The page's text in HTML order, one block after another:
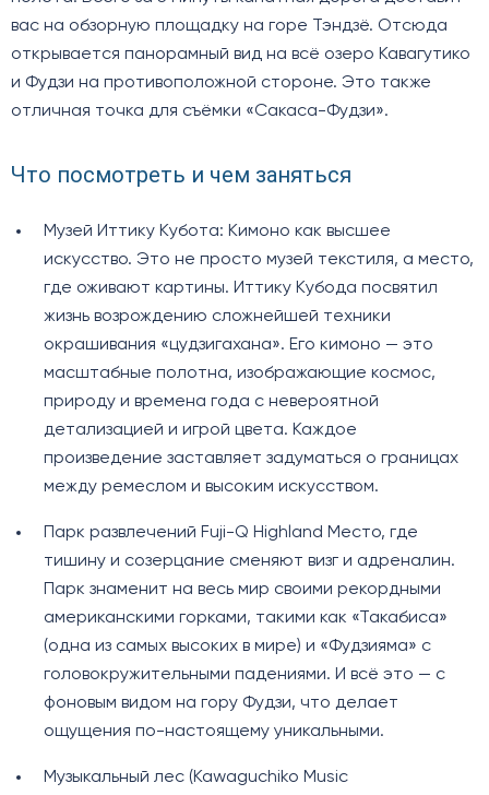
вас на обзорную площадку на горе Тэндзё. Отсюда
открывается панорамный вид на всё озеро Кавагутико
и Фудзи на противоположной стороне. Это также
отличная точка для съёмки «Сакаса-Фудзи».
Что посмотреть и чем заняться
Музей Иттику Кубота: Кимоно как высшее
искусство. Это не просто музей текстиля, а место,
где оживают картины. Иттику Кубода посвятил
жизнь возрождению сложнейшей техники
окрашивания «цудзигахана». Его кимоно — это
масштабные полотна, изображающие космос,
природу и времена года с невероятной
детализацией и игрой цвета. Каждое
произведение заставляет задуматься о границах
между ремеслом и высоким искусством.
Парк развлечений Fuji-Q Highland Место, где
тишину и созерцание сменяют визг и адреналин.
Парк знаменит на весь мир своими рекордными
американскими горками, такими как «Такабиса»
(одна из самых высоких в мире) и «Фудзиямa» с
головокружительными падениями. И всё это — с
фоновым видом на гору Фудзи, что делает
ощущения по-настоящему уникальными.
Музыкальный лес (Kawaguchiko Music